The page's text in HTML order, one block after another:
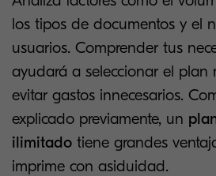
los tipos de documentos y el
usuarios. Comprender tus
ayudará a seleccionar el plan
evitar gastos innecesarios.
explicado previamente, un
ilimitado tiene grandes
imprime con asiduidad.